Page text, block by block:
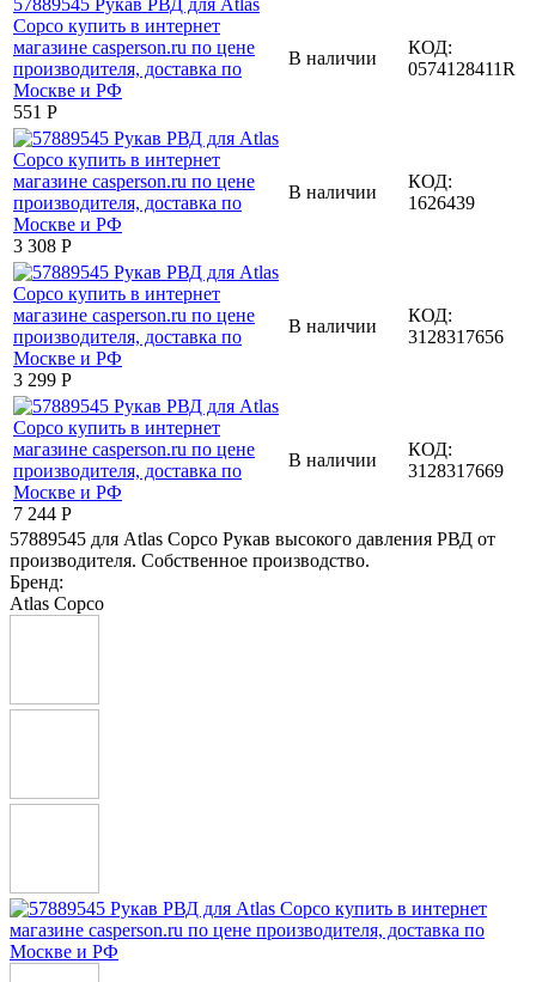
‍551‍ Р
В наличии
КОД:
0574128411R
3 308 Р
В наличии
КОД:
1626439
3 299 Р
В наличии
КОД:
3128317656
7 244 Р
В наличии
КОД:
3128317669
57889545 для Atlas Copco Рукав высокого давления РВД от
производителя. Собственное производство.
Бренд:
Atlas Copco